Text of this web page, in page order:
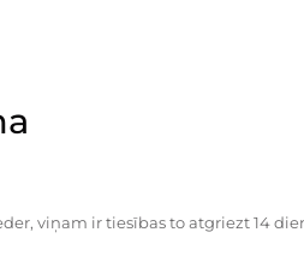
viņam ir tiesības to atgriezt 14